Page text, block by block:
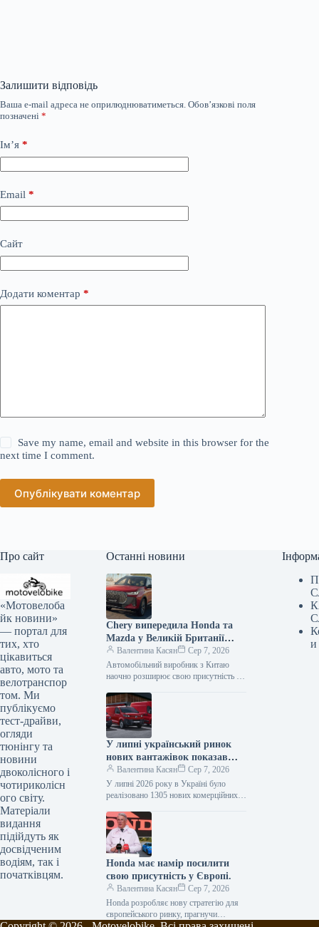
Залишити відповідь
Ваша e-mail адреса не оприлюднюватиметься. Обов’язкові поля
позначені *
Ім’я *
Email *
Сайт
Додати коментар *
Save my name, email and website in this browser for the
next time I comment.
Опублікувати коментар
Про сайт
«Мотовелоба
йк новини»
— портал для
тих, хто
цікавиться
авто, мото та
велотранспор
том. Ми
публікуємо
тест-драйви,
огляди
тюнінгу та
новини
двоколісного і
чотириколісн
ого світу.
Матеріали
видання
підійдуть як
досвідченим
водіям, так і
початківцям.
Останні новини
Chery випередила Honda та
Mazda у Великій Британії
лише за рік після своєї появи
на ринку.
Валентина Касян
Сер 7, 2026
Автомобільний виробник з Китаю
наочно розширює свою присутність на
відсоткову частку менш ніж за 12
місяців від…
У липні український ринок
нових вантажівок показав
зростання продажів на 34
відсотки.
Валентина Касян
Сер 7, 2026
У липні 2026 року в Україні було
реалізовано 1305 нових комерційних
вантажівки та спеціалізовану техніку.
Ринок…
Honda має намір посилити
свою присутність у Європі.
Валентина Касян
Сер 7, 2026
Honda розробляє нову стратегію для
європейського ринку, прагнучи
и